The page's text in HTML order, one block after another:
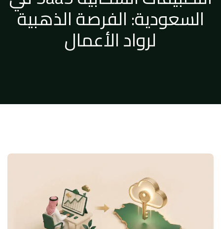
السعودية: الفرصة الذهبية
لرواد الأعمال